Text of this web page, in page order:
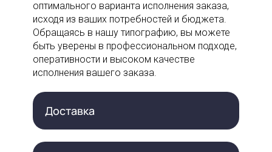
оптимального варианта исполнения заказа,
исходя из ваших потребностей и бюджета.
Обращаясь в нашу типографию, вы можете
быть уверены в профессиональном подходе,
оперативности и высоком качестве
исполнения вашего заказа.
Доставка